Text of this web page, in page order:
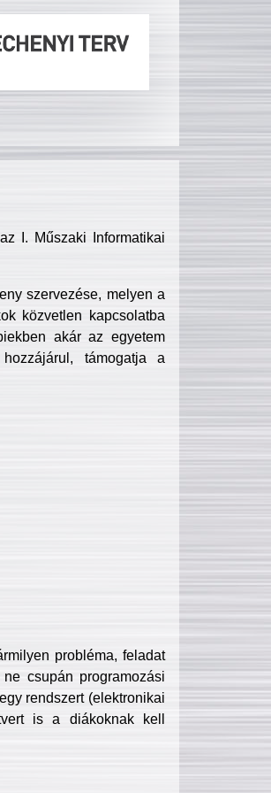
I. Műszaki Informatikai
szervezése, melyen a
közvetlen kapcsolatba
akár az egyetem
támogatja a
probléma, feladat
csupán programozási
rendszert (elektronikai
is a diákoknak kell